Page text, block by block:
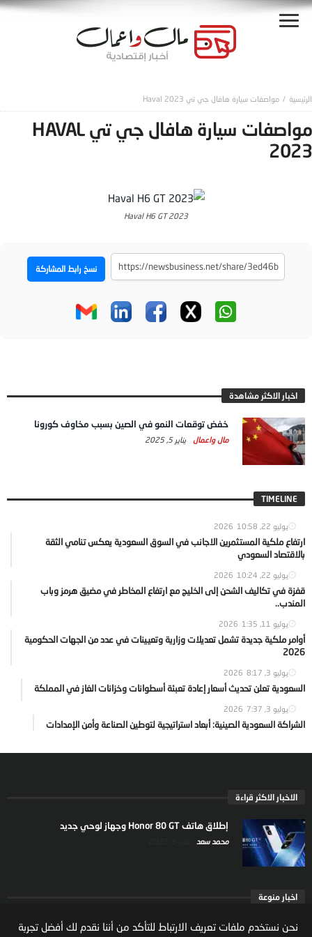
مواصفات سيارة هافال جي تي Haval 2023
مواصفات سيارة هافال جي تي HAVAL
2023
2023 Haval H6 GT
نسخ رابط المشاركة
اخبار الاكثر مشاهدة
خفض توقعات النمو في الصين بسبب مخاوف كورونا
مال واعمال يناير 5, 2025
TIMELINE
يوليو 22, 2026 10:58
ارتفاع ملكية المستثمرين الاجانب في السوق السعودية يعكس تنامي الثقة
بالاقتصاد السعودي
يوليو 22, 2026 10:24
قفزة في تكاليف الشحن إلى الخليج مع ارتفاع المخاطر في مضيق هرمز وباب
المندب..
يوليو 11, 2026 1:35
أوامر ملكية جديدة تشمل تعديلات وزارية وتعيينات في عدد من الجهات الحكومية
2026
يوليو 3, 2026 8:17
السعودية تعلن تحديث أسعار إعادة تعبئة أسطوانات وخزانات الغاز في المملكة
يوليو 3, 2026 7:37
الشراكة السعودية الصينية: أبعاد استراتيجية لتوطين الصناعة وأمن الإمدادات
الاخبار الاكثر قراءة
إطلاق هاتف Honor 80 GT وجهاز لوحي جديد
محمد سعد
اخبار منوعة
ارتفاع ملكية المستثمرين الاجانب في السوق السعودية
نحن نستخدم ملفات تعريف الارتباط للتأكد من أننا نقدم لك أفضل تجربة